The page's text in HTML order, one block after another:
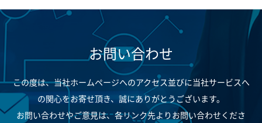
お問い合わせ
この度は、当社ホームページへのアクセス並びに当社サービスへ
の関心をお寄せ頂き、誠にありがとうございます。
お問い合わせやご意見は、各リンク先よりお問い合わせくださ